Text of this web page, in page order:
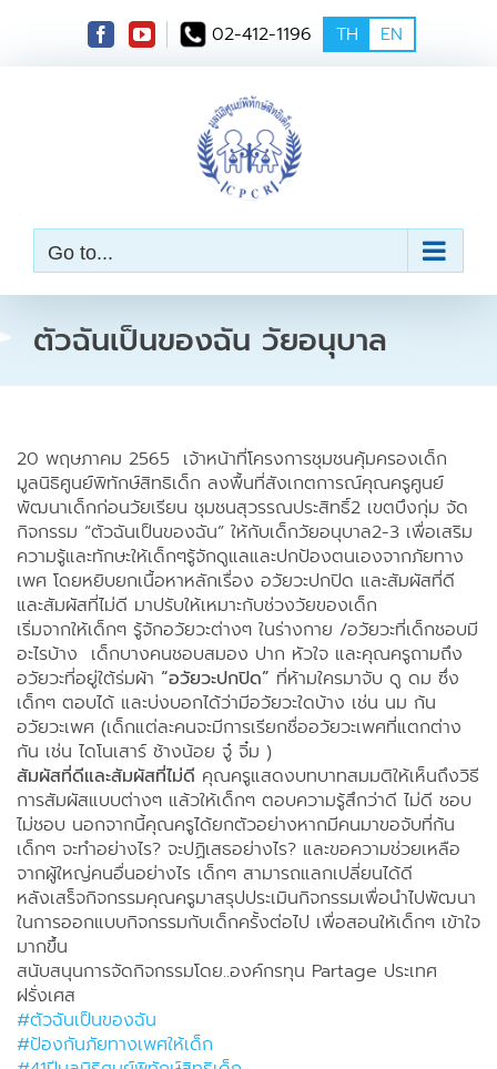
t
02-412-1196 TH EN
Go to...
ตัวฉันเป็นของฉัน วัยอนุบาล
20 พฤษภาคม 2565 เจ้าหน้าที่โครงการชุมชนคุ้มครองเด็ก
มูลนิธิศูนย์พิทักษ์สิทธิเด็ก ลงพื้นที่สังเกตการณ์คุณครูศูนย์
พัฒนาเด็กก่อนวัยเรียน ชุมชนสุวรรณประสิทธิ์2 เขตบึงกุ่ม จัด
กิจกรรม “ตัวฉันเป็นของฉัน” ให้กับเด็กวัยอนุบาล2-3 เพื่อเสริม
ความรู้และทักษะให้เด็กๆรู้จักดูแลและปกป้องตนเองจากภัยทาง
เพศ โดยหยิบยกเนื้อหาหลักเรื่อง อวัยวะปกปิด และสัมผัสที่ดี
และสัมผัสที่ไม่ดี มาปรับให้เหมาะกับช่วงวัยของเด็ก
เริ่มจากให้เด็กๆ รู้จักอวัยวะต่างๆ ในร่างกาย /อวัยวะที่เด็กชอบมี
อะไรบ้าง เด็กบางคนชอบสมอง ปาก หัวใจ และคุณครูถามถึง
อวัยวะที่อยู่ใต้ร่มผ้า “อวัยวะปกปิด” ที่ห้ามใครมาจับ ดู ดม ซึ่ง
เด็กๆ ตอบได้ และบ่งบอกได้ว่ามีอวัยวะใดบ้าง เช่น นม ก้น
อวัยวะเพศ (เด็กแต่ละคนจะมีการเรียกชื่ออวัยวะเพศที่แตกต่าง
กัน เช่น ไดโนเสาร์ ช้างน้อย จู๋ จิ๋ม )
สัมผัสที่ดีและสัมผัสที่ไม่ดี คุณครูแสดงบทบาทสมมติให้เห็นถึงวิธี
การสัมผัสแบบต่างๆ แล้วให้เด็กๆ ตอบความรู้สึกว่าดี ไม่ดี ชอบ
ไม่ชอบ นอกจากนี้คุณครูได้ยกตัวอย่างหากมีคนมาขอจับที่ก้น
เด็กๆ จะทำอย่างไร? จะปฏิเสธอย่างไร? และขอความช่วยเหลือ
จากผู้ใหญ่คนอื่นอย่างไร เด็กๆ สามารถแลกเปลี่ยนได้ดี
หลังเสร็จกิจกรรมคุณครูมาสรุปประเมินกิจกรรมเพื่อนำไปพัฒนา
ในการออกแบบกิจกรรมกับเด็กครั้งต่อไป เพื่อสอนให้เด็กๆ เข้าใจ
มากขึ้น
สนับสนุนการจัดกิจกรรมโดย..องค์กรทุน Partage ประเทศ
ฝรั่งเศส
#ตัวฉันเป็นของฉัน
#ป้องกันภัยทางเพศให้เด็ก